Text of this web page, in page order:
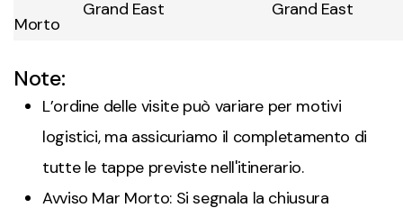
Morto
Grand East Grand East
Note:
L’ordine delle visite può variare per motivi
logistici, ma assicuriamo il completamento di
tutte le tappe previste nell'itinerario.
Avviso Mar Morto: Si segnala la chiusura